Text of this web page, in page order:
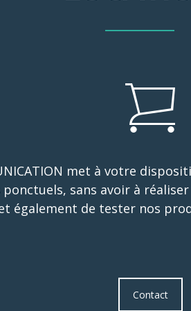
met à votre
ponctuels, sans avoir à
également de tester nos
Contact